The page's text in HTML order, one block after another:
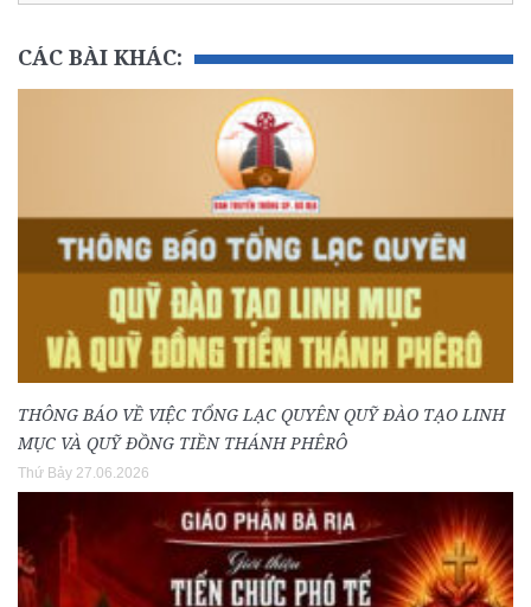
CÁC BÀI KHÁC:
THÔNG BÁO VỀ VIỆC TỔNG LẠC QUYÊN QUỸ ĐÀO TẠO LINH
MỤC VÀ QUỸ ĐỒNG TIỀN THÁNH PHÊRÔ
Thứ Bảy 27.06.2026